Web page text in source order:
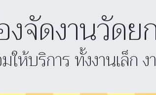
งจัดงานวัด
ให้บริการ ทั้งงานเล็ก